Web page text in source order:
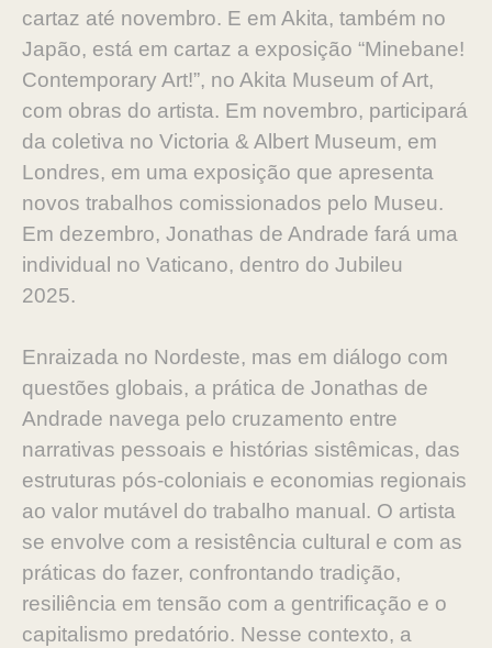
cartaz até novembro. E em Akita, também no
Japão, está em cartaz a exposição “Minebane!
Contemporary Art!”, no Akita Museum of Art,
com obras do artista. Em novembro, participará
da coletiva no Victoria & Albert Museum, em
Londres, em uma exposição que apresenta
novos trabalhos comissionados pelo Museu.
Em dezembro, Jonathas de Andrade fará uma
individual no Vaticano, dentro do Jubileu
2025.
Enraizada no Nordeste, mas em diálogo com
questões globais, a prática de Jonathas de
Andrade navega pelo cruzamento entre
narrativas pessoais e histórias sistêmicas, das
estruturas pós-coloniais e economias regionais
ao valor mutável do trabalho manual. O artista
se envolve com a resistência cultural e com as
práticas do fazer, confrontando tradição,
resiliência em tensão com a gentrificação e o
capitalismo predatório. Nesse contexto, a